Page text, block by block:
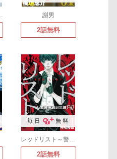
謝男
2話無料
毎日 無料
レッドリスト～警視庁組対三課PO～
2話無料